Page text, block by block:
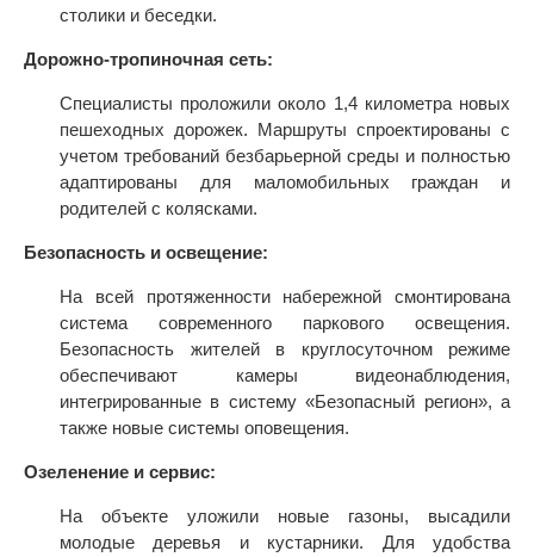
столики и беседки.
Дорожно-тропиночная сеть:
Специалисты проложили около 1,4 километра новых
пешеходных дорожек. Маршруты спроектированы с
учетом требований безбарьерной среды и полностью
адаптированы для маломобильных граждан и
родителей с колясками.
Безопасность и освещение:
На всей протяженности набережной смонтирована
система современного паркового освещения.
Безопасность жителей в круглосуточном режиме
обеспечивают камеры видеонаблюдения,
интегрированные в систему «Безопасный регион», а
также новые системы оповещения.
Озеленение и сервис:
На объекте уложили новые газоны, высадили
молодые деревья и кустарники. Для удобства